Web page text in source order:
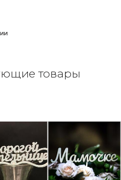
товары